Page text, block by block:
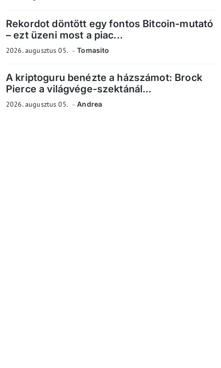
Rekordot döntött egy fontos Bitcoin-mutató
– ezt üzeni most a piac...
2026. augusztus 05. Tomasito
A kriptoguru benézte a házszámot: Brock
Pierce a világvége-szektánál...
2026. augusztus 05. Andrea